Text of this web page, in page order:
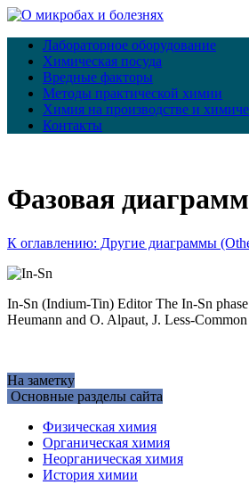
Лабораторное оборудование
Химическая посуда
Вредные факторы
Методы практической химии
Химия на производстве и
Контакты
Фазовая
К оглавлению: Другие диаграммы
In-Sn (Indium-Tin) Editor The In-Sn
Heumann and O. Alpaut, J. Less-
На заметку
Основные разделы сайта
Физическая химия
Органическая химия
Неорганическая химия
История химии